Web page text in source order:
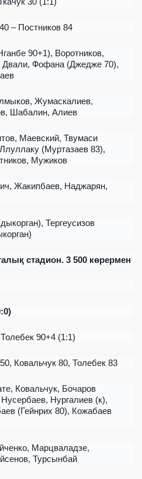
– Постников 84
90+1), Воротников,
Двали, Фофана (Джедже 70),
Жумаскалиев,
Шабалин, Алиев
Маевский, Твумаси
(Муртазаев 83),
Мужиков
Жакипбаев, Наджарян,
Тергеусизов
стадион. 3 500 көрермен
90+4 (1:1)
Ковальчук 80, Толебек 83
Ковальчук, Бочаров
Нургалиев (к),
(Гейнрих 80), Кожабаев
Марцваладзе,
Турсынбай